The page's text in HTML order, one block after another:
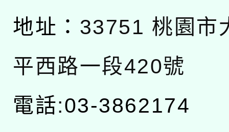
地址： 33751 桃園市
平西路一段420號
電話:03-3862174